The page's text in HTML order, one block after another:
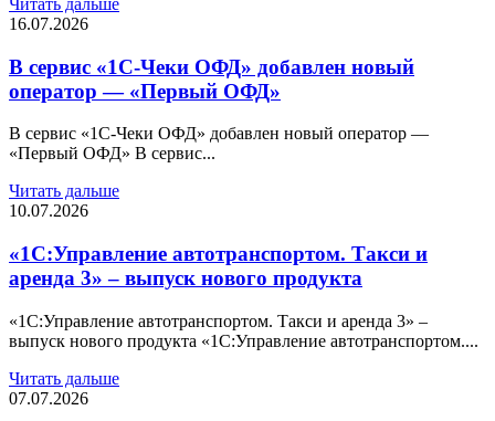
16.07.2026
В сервис «1С-Чеки ОФД» добавлен новый
оператор — «Первый ОФД»
В сервис «1С-Чеки ОФД» добавлен новый оператор —
«Первый ОФД» В сервис...
Читать дальше
10.07.2026
«1С:Управление автотранспортом. Такси и
аренда 3» – выпуск нового продукта
«1С:Управление автотранспортом. Такси и аренда 3» –
выпуск нового продукта «1С:Управление автотранспортом....
Читать дальше
07.07.2026